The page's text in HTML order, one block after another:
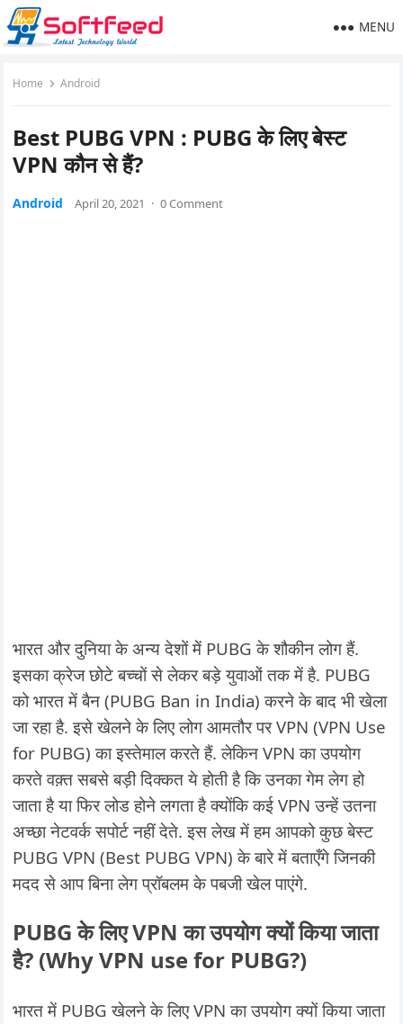
MENU
Home Android
Best PUBG VPN : PUBG के लिए बेस्ट
VPN कौन से हैं?
Android April 20, 2021 · 0 Comment
भारत और दुनिया के अन्य देशों में PUBG के शौकीन लोग हैं.
इसका क्रेज छोटे बच्चों से लेकर बड़े युवाओं तक में है. PUBG
को भारत में बैन (PUBG Ban in India) करने के बाद भी खेला
जा रहा है. इसे खेलने के लिए लोग आमतौर पर VPN (VPN Use
for PUBG) का इस्तेमाल करते हैं. लेकिन VPN का उपयोग
करते वक़्त सबसे बड़ी दिक्कत ये होती है कि उनका गेम लेग हो
जाता है या फिर लोड होने लगता है क्योंकि कई VPN उन्हें उतना
अच्छा नेटवर्क सपोर्ट नहीं देते. इस लेख में हम आपको कुछ बेस्ट
PUBG VPN (Best PUBG VPN) के बारे में बताएँगे जिनकी
मदद से आप बिना लेग प्रॉबलम के पबजी खेल पाएंगे.
PUBG के लिए VPN का उपयोग क्यों किया जाता
है? (Why VPN use for PUBG?)
भारत में PUBG खेलने के लिए VPN का उपयोग क्यों किया जाता